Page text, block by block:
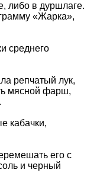
либо в дуршлаге.
«Жарка»,
среднего
репчатый лук,
мясной фарш,
кабачки,
его с
и черный